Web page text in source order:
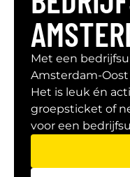
Met een
Amsterdam-
Het is leuk én
groepsticket of
voor een